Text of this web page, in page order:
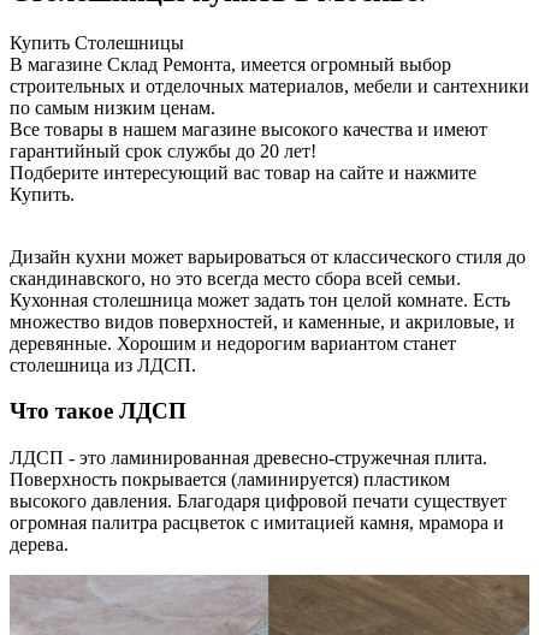
Купить Столешницы
В магазине Склад Ремонта, имеется огромный выбор
строительных и отделочных материалов, мебели и сантехники
по самым низким ценам.
Все товары в нашем магазине высокого качества и имеют
гарантийный срок службы до 20 лет!
Подберите интересующий вас товар на сайте и нажмите
Купить.
Дизайн кухни может варьироваться от классического стиля до
скандинавского, но это всегда место сбора всей семьи.
Кухонная столешница может задать тон целой комнате. Есть
множество видов поверхностей, и каменные, и акриловые, и
деревянные. Хорошим и недорогим вариантом станет
столешница из ЛДСП.
Что такое ЛДСП
ЛДСП - это ламинированная древесно-стружечная плита.
Поверхность покрывается (ламинируется) пластиком
высокого давления. Благодаря цифровой печати существует
огромная палитра расцветок с имитацией камня, мрамора и
дерева.